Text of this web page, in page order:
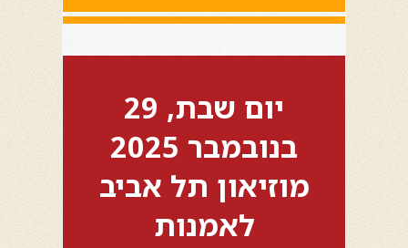
יום שבת, 29
בנובמבר 2025
מוזיאון תל אביב
לאמנות